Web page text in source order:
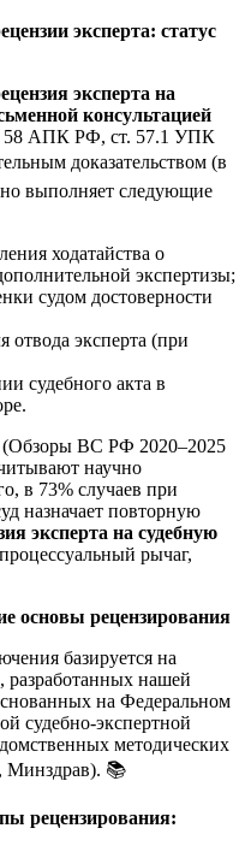
эксперта: статус
эксперта на
консультацией
58 АПК РФ, ст. 57.1 УПК
доказательством (в
но выполняет следующие
ходатайства о
экспертизы;
судом достоверности
отвода эксперта (при
судебного акта в
(Обзоры ВС РФ 2020–2025
научно
в 73% случаев при
назначает повторную
эксперта на судебную
рычаг,
основы рецензирования
базируется на
разработанных нашей
на Федеральном
судебно-экспертной
методических
📚
рецензирования: